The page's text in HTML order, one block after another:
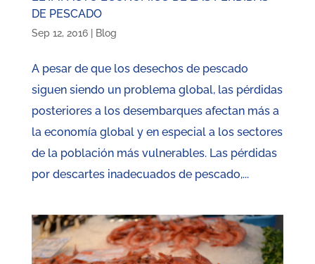
DE PESCADO
Sep 12, 2016| Blog
A pesar de que los desechos de pescado
siguen siendo un problema global, las pérdidas
posteriores a los desembarques afectan más a
la economía global y en especial a los sectores
de la población más vulnerables. Las pérdidas
por descartes inadecuados de pescado,...